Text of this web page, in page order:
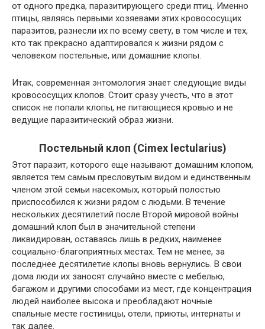
от одного предка, паразитирующего среди птиц. Именно
птицы, являясь первыми хозяевами этих кровососущих
паразитов, разнесли их по всему свету, в том числе и тех,
кто так прекрасно адаптировался к жизни рядом с
человеком постельные, или домашние клопы.
Итак, современная энтомология знает следующие виды
кровососущих клопов. Стоит сразу учесть, что в этот
список не попали клопы, не питающиеся кровью и не
ведущие паразитический образ жизни.
Постельный клоп (Cimex lectularius)
Этот паразит, которого еще называют домашним клопом,
является тем самым пресловутым видом и единственным
членом этой семьи насекомых, который полостью
приспособился к жизни рядом с людьми. В течение
нескольких десятилетий после Второй мировой войны
домашний клоп был в значительной степени
ликвидирован, оставаясь лишь в редких, наименее
социально-благоприятных местах. Тем не менее, за
последнее десятилетие клопы вновь вернулись. В свои
дома люди их заносят случайно вместе с мебелью,
багажом и другими способами из мест, где концентрация
людей наиболее высока и преобладают ночные
спальные месте гостиницы, отели, приюты, интернаты и
так далее.